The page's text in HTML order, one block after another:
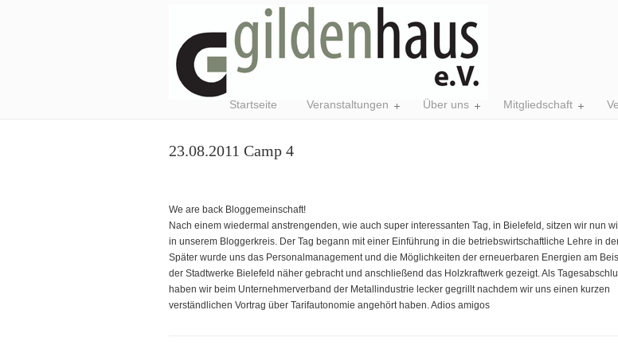
Startseite Veranstaltungen Über uns Mitgliedschaft
23.08.2011 Camp 4
We are back Bloggemeinschaft!
Nach einem wiedermal anstrengenden, wie auch super interessanten Tag, in Bielefeld, sitzen wir nun
in unserem Bloggerkreis. Der Tag begann mit einer Einführung in die betriebswirtschaftliche Lehre in
Später wurde uns das Personalmanagement und die Möglichkeiten der erneuerbaren Energien am
der Stadtwerke Bielefeld näher gebracht und anschließend das Holzkraftwerk gezeigt. Als
haben wir beim Unternehmerverband der Metallindustrie lecker gegrillt nachdem wir uns einen kurzen
verständlichen Vortrag über Tarifautonomie angehört haben. Adios amigos